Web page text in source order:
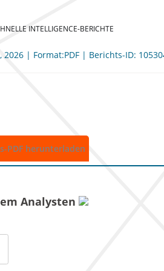
INTELLIGENCE-BERICHTE
| Format:PDF | Berichts-ID:
PDF herunterladen
Analysten